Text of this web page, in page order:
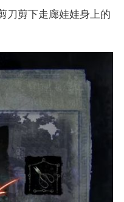
刀剪下走廊娃娃身上的